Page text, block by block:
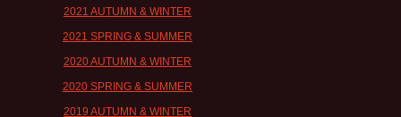
2021 AUTUMN & WINTER
2021 SPRING & SUMMER
2020 AUTUMN & WINTER
2020 SPRING & SUMMER
2019 AUTUMN & WINTER